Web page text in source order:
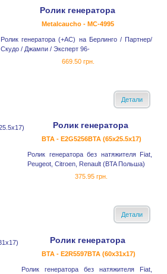
Ролик генератора
Metalcaucho - MC-4995
Ролик генератора (+AC) на Берлинго / Партнер/
Скудо / Джампи / Эксперт 96-
669.50 грн.
Детали
Ролик генератора
BTA - E2G5256BTA (65x25.5x17)
Ролик генератора без натяжителя Fiat,
Peugeot, Citroen, Renault (BTA Польша)
375.95 грн.
Детали
Ролик генератора
BTA - E2R5597BTA (60x31x17)
Ролик генератора без натяжителя Fiat,